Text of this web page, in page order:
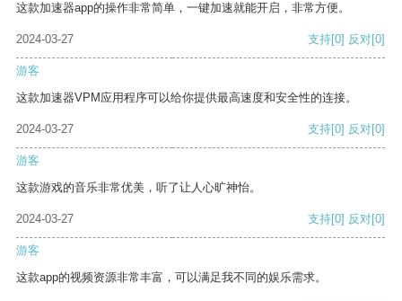
这款加速器app的操作非常简单，一键加速就能开启，非常方便。
2024-03-27 支持[0] 反对[0]
游客
这款加速器VPM应用程序可以给你提供最高速度和安全性的连接。
2024-03-27 支持[0] 反对[0]
游客
这款游戏的音乐非常优美，听了让人心旷神怡。
2024-03-27 支持[0] 反对[0]
游客
这款app的视频资源非常丰富，可以满足我不同的娱乐需求。